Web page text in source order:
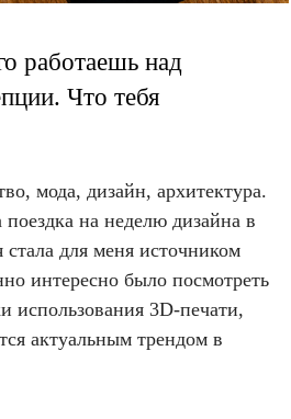
работаешь над
Что тебя
мода, дизайн, архитектура.
на неделю дизайна в
для меня источником
интересно было посмотреть
использования 3D-печати,
актуальным трендом в